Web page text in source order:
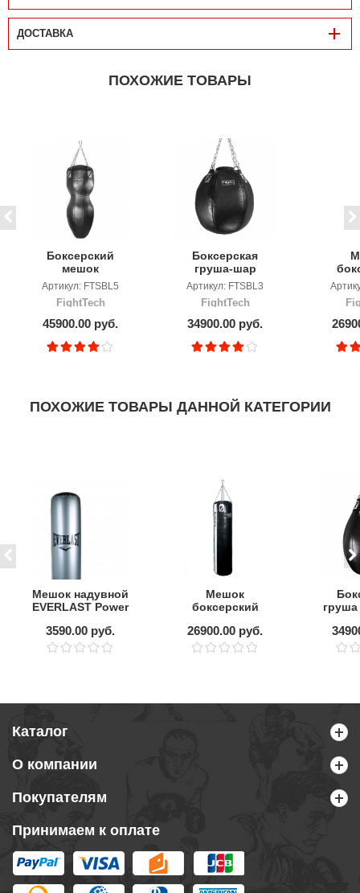
ДОСТАВКА
ПОХОЖИЕ ТОВАРЫ
Боксерский
мешок
FightTech"Силуэт"
Артикул: FTSBL5
FightTech
45900.00 руб.
Боксерская
груша-шар
FightTech
Артикул: FTSBL3
FightTech
34900.00 руб.
ПОХОЖИЕ ТОВАРЫ ДАННОЙ КАТЕГОРИИ
Мешок надувной
EVERLAST Power
3590.00 руб.
Мешок
боксерский
150x40
26900.00 руб.
Каталог
О компании
Покупателям
Принимаем к оплате